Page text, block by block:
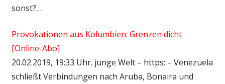
sonst?…
Provokationen aus Kolumbien: Grenzen dicht
[Online-Abo]
20.02.2019, 19:33 Uhr. junge Welt – https: – Venezuela
schließt Verbindungen nach Aruba, Bonaira und